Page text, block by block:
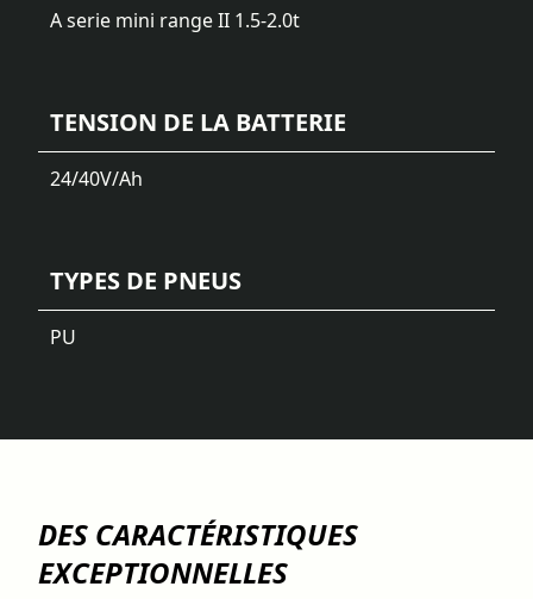
A serie mini range II 1.5-2.0t
TENSION DE LA BATTERIE
24/40V/Ah
TYPES DE PNEUS
PU
DES CARACTÉRISTIQUES
EXCEPTIONNELLES